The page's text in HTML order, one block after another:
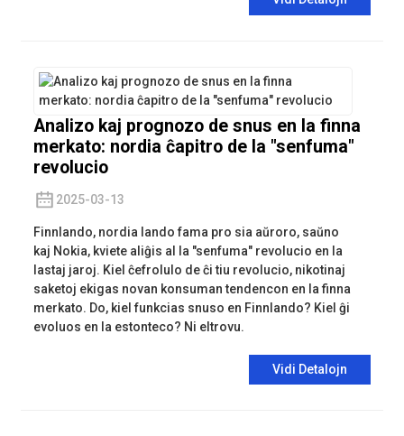
Analizo kaj prognozo de snus en la finna
merkato: nordia ĉapitro de la "senfuma"
revolucio
2025-03-13
Finnlando, nordia lando fama pro sia aŭroro, saŭno
kaj Nokia, kviete aliĝis al la "senfuma" revolucio en la
lastaj jaroj. Kiel ĉefrolulo de ĉi tiu revolucio, nikotinaj
saketoj ekigas novan konsuman tendencon en la finna
merkato. Do, kiel funkcias snuso en Finnlando? Kiel ĝi
evoluos en la estonteco? Ni eltrovu.
Vidi Detalojn